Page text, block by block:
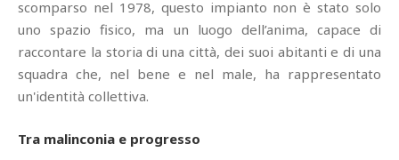
scomparso nel 1978, questo impianto non è stato solo
uno spazio fisico, ma un luogo dell’anima, capace di
raccontare la storia di una città, dei suoi abitanti e di una
squadra che, nel bene e nel male, ha rappresentato
un'identità collettiva.
Tra malinconia e progresso